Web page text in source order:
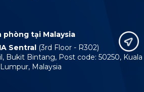
phòng tại Malaysia
Sentral (3rd Floor - R302)
Bukit Bintang, Post code: 50250, Kuala
Lumpur, Malaysia